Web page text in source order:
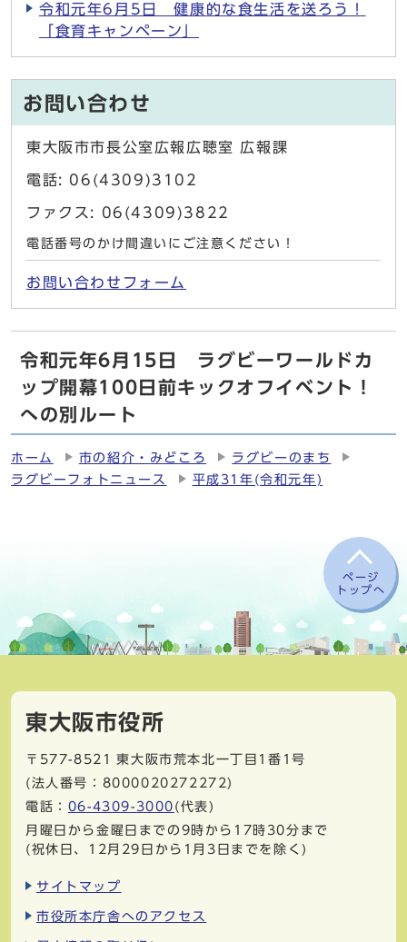
令和元年6月5日 健康的な食生活を送ろう！
「食育キャンペーン」
お問い合わせ
東大阪市市長公室広報広聴室 広報課
電話: 06(4309)3102
ファクス: 06(4309)3822
電話番号のかけ間違いにご注意ください！
お問い合わせフォーム
令和元年6月15日 ラグビーワールドカ
ップ開幕100日前キックオフイベント！
への別ルート
ホーム 市の紹介・みどころ
ラグビーのまち
ラグビーフォトニュース
平成31年(令和元年)
ページ
トップへ
東大阪市役所
〒577-8521
東大阪市荒本北一丁目1番1号
(法人番号：8000020272272)
電話： 06-4309-3000 (代表)
月曜日から金曜日までの9時から17時30分まで
(祝休日、12月29日から1月3日までを除く)
サイトマップ
市役所本庁舎へのアクセス